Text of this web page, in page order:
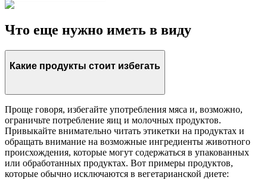
Что еще нужно иметь в виду
Какие продукты стоит избегать
Проще говоря, избегайте употребления мяса и, возможно,
ограничьте потребление яиц и молочных продуктов.
Привыкайте внимательно читать этикетки на продуктах и
обращать внимание на возможные ингредиенты животного
происхождения, которые могут содержаться в упакованных
или обработанных продуктах. Вот примеры продуктов,
которые обычно исключаются в вегетарианской диете: